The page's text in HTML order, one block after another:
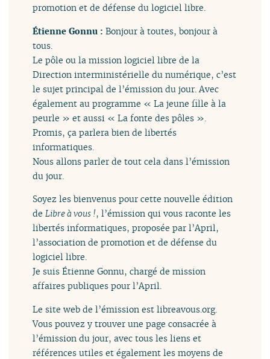
promotion et de défense du logiciel libre.
Étienne Gonnu :Bonjour à toutes, bonjour à
tous.
Le pôle ou la mission logiciel libre de la
Direction interministérielle du numérique, c’est
le sujet principal de l’émission du jour. Avec
également au programme « La jeune fille à la
peurle » et aussi « La fonte des pôles ».
Promis, ça parlera bien de libertés
informatiques.
Nous allons parler de tout cela dans l’émission
du jour.
Soyez les bienvenus pour cette nouvelle édition
deLibre à vous !, l’émission qui vous raconte les
libertés informatiques, proposée par l’April,
l’association de promotion et de défense du
logiciel libre.
Je suis Étienne Gonnu, chargé de mission
affaires publiques pour l’April.
Le site web de l’émission est libreavous.org.
Vous pouvez y trouver une page consacrée à
l’émission du jour, avec tous les liens et
références utiles et également les moyens de